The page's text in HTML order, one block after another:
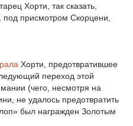
Хорти, так сказать,
присмотром Скорцени,
Хорти, предотвратившее
переход этой
(чего, несмотря на
не удалось предотвратить
был награжден Золотым